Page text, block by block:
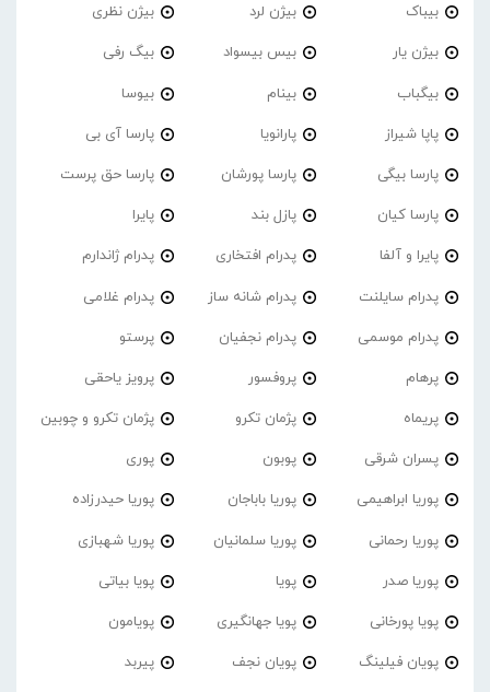
بیباک بیژن لرد بیژن نظری
بیژن یار بیس بیسواد بیگ رفی
بیگباب بینام بیوسا
پاپا شیراز پارانویا پارسا آی بی
پارسا بیگی پارسا پورشان پارسا حق پرست
پارسا کیان پازل بند پایرا
پایرا و آلفا پدرام افتخاری پدرام ژاندارم
پدرام‌ سایلنت پدرام شانه ساز پدرام غلامی
پدرام موسمی پدرام نجفیان پرستو
پرهام پروفسور پرویز یاحقی
پریماه پژمان تکرو پژمان تکرو و چوبین
پسران شرقی پوبون پوری
پوریا ابراهیمی پوریا باباجان پوریا حیدرزاده
پوریا رحمانی پوریا سلمانیان پوریا شهبازی
پوریا صدر پویا پویا بیاتی
پویا پورخانی پویا جهانگیری پویامون
پویان فیلینگ پویان نجف پیربد